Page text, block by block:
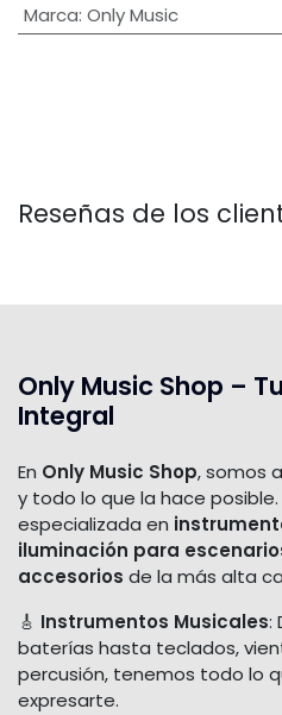
Marca: Only Music
Reseñas de los
Only Music Shop –
Integral
En Only Music Shop, somos
y todo lo que la hace
especializada en
iluminación para
accesorios de la más alta
🎸 Instrumentos Musicales:
baterías hasta teclados,
percusión, tenemos todo lo
expresarte.